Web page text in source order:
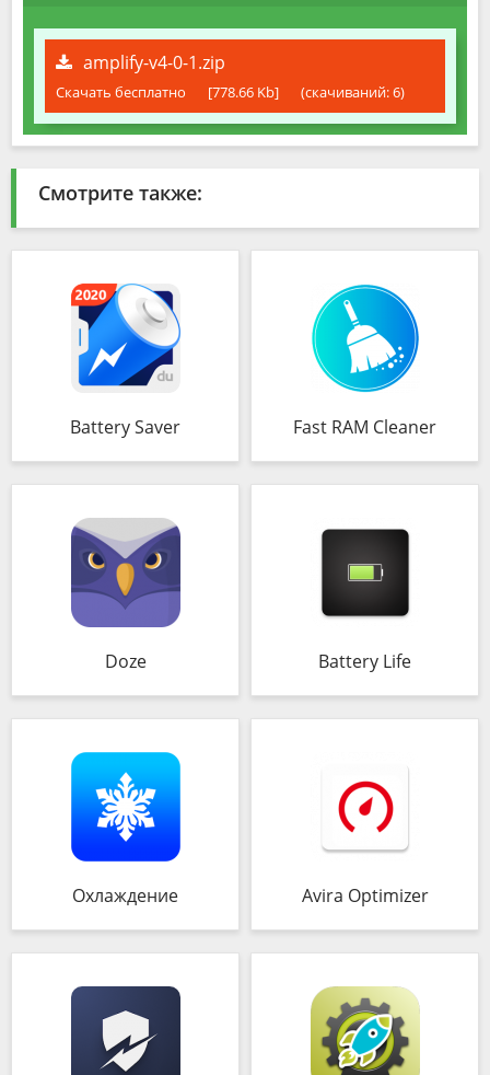
amplify-v4-0-1.zip
Скачать бесплатно [778.66 Kb] (cкачиваний: 6)
Смотрите также:
Battery Saver Fast RAM Cleaner
Doze Battery Life
Охлаждение Avira Optimizer